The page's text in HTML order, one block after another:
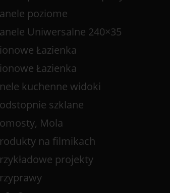
poziome
Uniwersalne 240×35
Łazienka
Łazienka
kuchenne widoki
szklane
Mola
na filmikach
projekty